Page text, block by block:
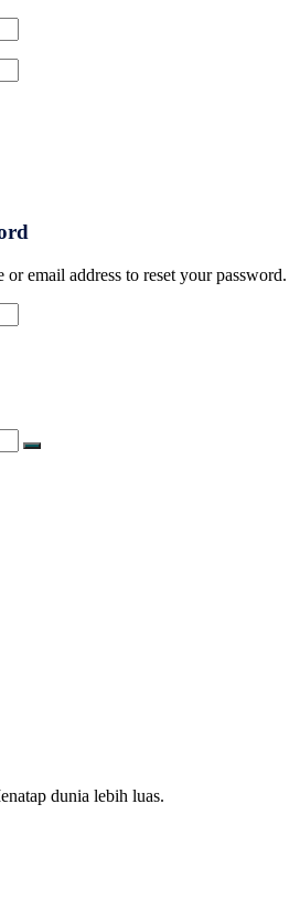
or email address to reset your password.
dunia lebih luas.